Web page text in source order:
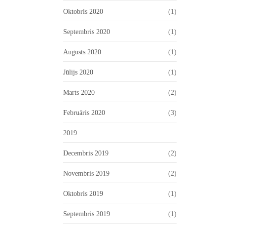
Oktobris 2020 (1)
Septembris 2020 (1)
Augusts 2020 (1)
Jūlijs 2020 (1)
Marts 2020 (2)
Februāris 2020 (3)
2019
Decembris 2019 (2)
Novembris 2019 (2)
Oktobris 2019 (1)
Septembris 2019 (1)